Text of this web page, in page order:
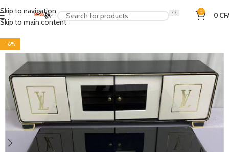
Skip to navigation
Skip to main content
0 0
-6%